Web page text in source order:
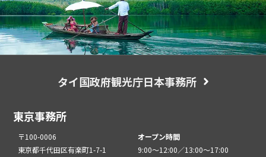
タイ国政府観光庁日本事務所
東京事務所
〒100-0006
東京都千代田区有楽町1-7-1
オープン時間
9:00～12:00／13:00～17:00